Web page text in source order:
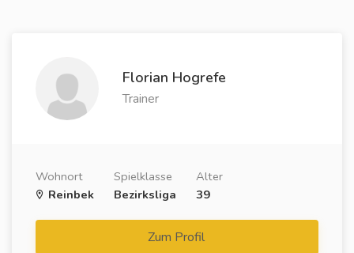
Florian Hogrefe
Trainer
Wohnort
Reinbek
Spielklasse
Bezirksliga
Alter
39
Zum Profil